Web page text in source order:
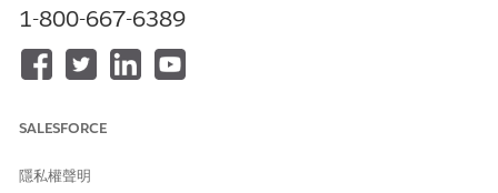
源,再根據您的需求為貴公司實作 Agentforce。
客戶的資產財務管理考量事項
1-800-667-6389
SALESFORCE
隱私權聲明